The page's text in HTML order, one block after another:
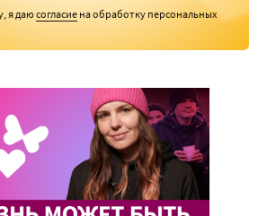
я даюсогласие на обработку персональных